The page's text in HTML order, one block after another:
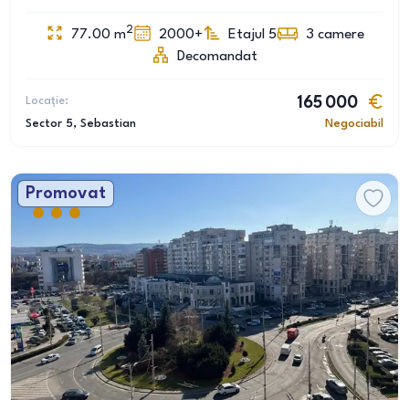
77.00 m2 2000+ Etajul 5 3 camere
Decomandat
Locație:
Sector 5, Sebastian
165 000
Negociabil
Promovat